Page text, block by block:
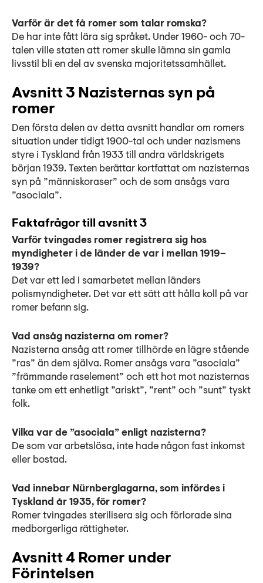
Varför är det få romer som talar romska?
De har inte fått lära sig språket. Under 1960- och 70-
talen ville staten att romer skulle lämna sin gamla
livsstil bli en del av svenska majoritetssamhället.
Avsnitt 3 Nazisternas syn på
romer
Den första delen av detta avsnitt handlar om romers
situation under tidigt 1900-tal och under nazismens
styre i Tyskland från 1933 till andra världskrigets
början 1939. Texten berättar kortfattat om nazisternas
syn på ”människoraser” och de som ansågs vara
”asociala”.
Faktafrågor till avsnitt 3
Varför tvingades romer registrera sig hos
myndigheter i de länder de var i mellan 1919–
1939?
Det var ett led i samarbetet mellan länders
polismyndigheter. Det var ett sätt att hålla koll på var
romer befann sig.
Vad ansåg nazisterna om romer?
Nazisterna ansåg att romer tillhörde en lägre stående
”ras” än dem själva. Romer ansågs vara ”asociala”
”främmande raselement” och ett hot mot nazisternas
tanke om ett enhetligt ”ariskt”, ”rent” och ”sunt” tyskt
folk.
Vilka var de ”asociala” enligt nazisterna?
De som var arbetslösa, inte hade någon fast inkomst
eller bostad.
Vad innebar Nürnberglagarna, som infördes i
Tyskland år 1935, för romer?
Romer tvingades sterilisera sig och förlorade sina
medborgerliga rättigheter.
Avsnitt 4 Romer under
Förintelsen